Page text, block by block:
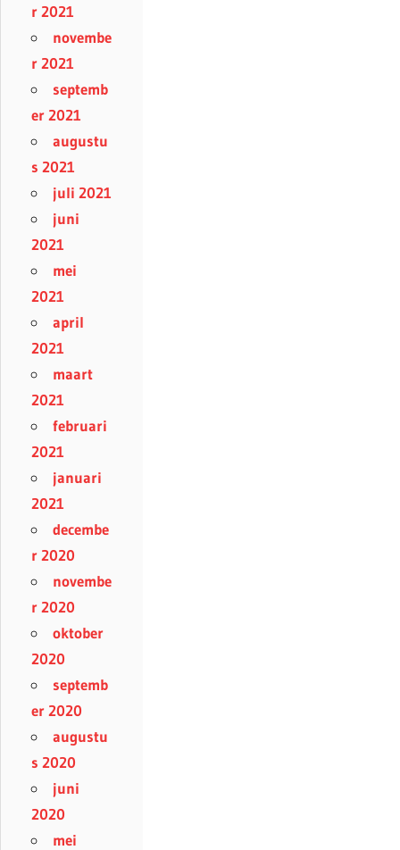
r 2021
novembe
r 2021
septemb
er 2021
augustu
s 2021
juli 2021
juni
2021
mei
2021
april
2021
maart
2021
februari
2021
januari
2021
decembe
r 2020
novembe
r 2020
oktober
2020
septemb
er 2020
augustu
s 2020
juni
2020
mei